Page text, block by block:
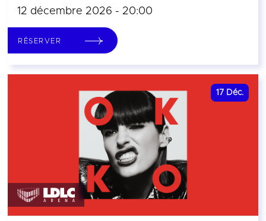
12 décembre 2026 - 20:00
RÉSERVER
17 Déc.